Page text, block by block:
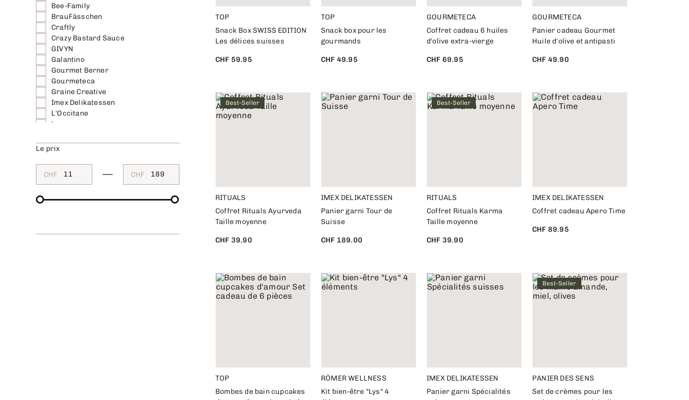
Bee-Family
BrauFässchen
Craftly
Crazy Bastard Sauce
GIVYN
Galantino
Gourmet Berner
Gourmeteca
Graine Creative
Imex Delikatessen
L'Occitane
Laroma
Panier des Sens
Rituals
Römer Wellness
TOP
Le prix
CHF CHF
TOP
Snack Box SWISS EDITION
Les délices suisses
CHF 59.95
TOP
Snack box pour les
gourmands
CHF 49.95
GOURMETECA
Coffret cadeau 6 huiles
d'olive extra-vierge
CHF 69.95
GOURMETECA
Panier cadeau Gourmet
Huile d'olive et antipasti
CHF 49.90
Best-Seller
RITUALS
Coffret Rituals Ayurveda
Taille moyenne
CHF 39.90
IMEX DELIKATESSEN
Panier garni Tour de
Suisse
CHF 189.00
Best-Seller
RITUALS
Coffret Rituals Karma
Taille moyenne
CHF 39.90
IMEX DELIKATESSEN
Coffret cadeau Apero Time
CHF 89.95
TOP
Bombes de bain cupcakes
RÖMER WELLNESS
Kit bien-être "Lys" 4
IMEX DELIKATESSEN
Panier garni Spécialités
Best-Seller
PANIER DES SENS
Set de crèmes pour les